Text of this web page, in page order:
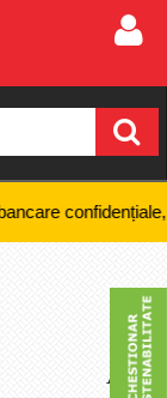
numere de
+